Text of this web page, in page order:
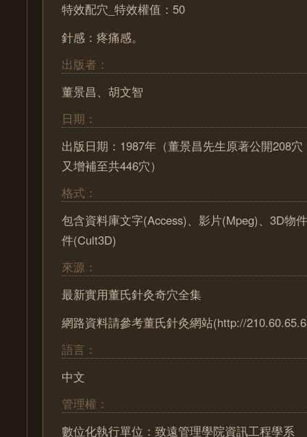
特效配穴_特效權值：50
針感：疼痛感。
出版者：
董景昌、胡文智
日期：
出版日期：1987年（董景昌先生原著公開208
又增補至共446穴）
格式：
包含資料庫文字(Access)、影片(Mpeg)、3D物
件(Cult3D)
來源：
最新實用董氏針灸奇穴全集
網路資料請參考董氏針灸網站(http://
語言：
中文
管理權：
數位化執行單位：致遠管理學院資訊工程學系